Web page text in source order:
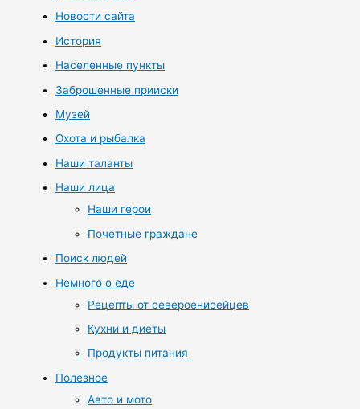
Новости сайта
История
Населенные пункты
Заброшенные прииски
Музей
Охота и рыбалка
Наши таланты
Наши лица
Наши герои
Почетные граждане
Поиск людей
Немного о еде
Рецепты от североенисейцев
Кухни и диеты
Продукты питания
Полезное
Авто и мото